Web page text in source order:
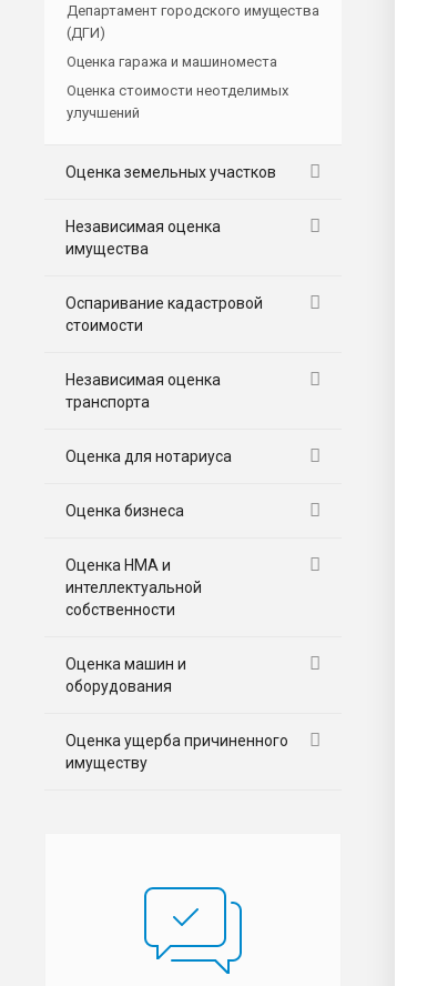
Департамент городского имущества
(ДГИ)
Оценка гаража и машиноместа
Оценка стоимости неотделимых
улучшений
Оценка земельных участков
Независимая оценка
имущества
Оспаривание кадастровой
стоимости
Независимая оценка
транспорта
Оценка для нотариуса
Оценка бизнеса
Оценка НМА и
интеллектуальной
собственности
Оценка машин и
оборудования
Оценка ущерба причиненного
имуществу